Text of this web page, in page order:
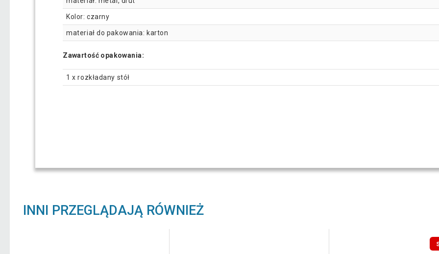
Kolor: czarny
materiał do pakowania: karton
Zawartość opakowania:
1 x rozkładany stół
INNI PRZEGLĄDAJĄ RÓWNIEŻ